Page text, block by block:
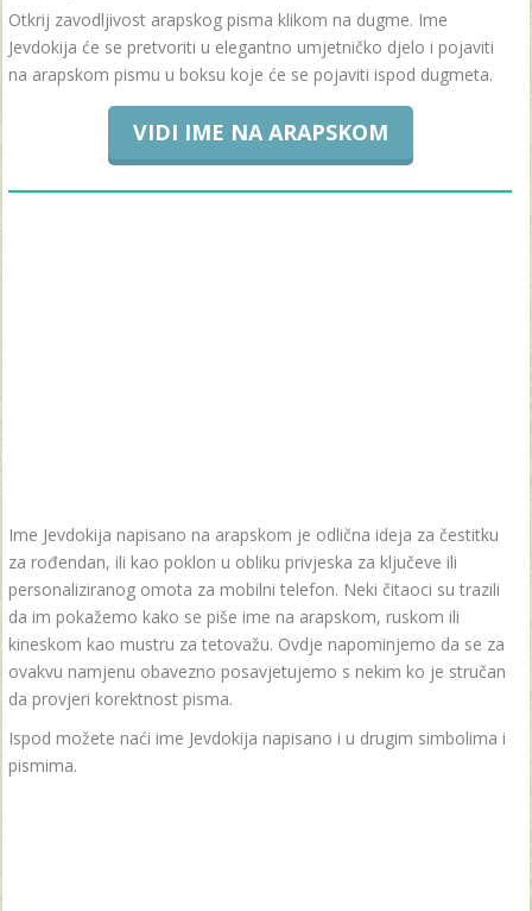
Otkrij zavodljivost arapskog pisma klikom na dugme. Ime
Jevdokija će se pretvoriti u elegantno umjetničko djelo i pojaviti
na arapskom pismu u boksu koje će se pojaviti ispod dugmeta.
VIDI IME NA ARAPSKOM
Ime Jevdokija napisano na arapskom je odlična ideja za čestitku
za rođendan, ili kao poklon u obliku privjeska za ključeve ili
personaliziranog omota za mobilni telefon. Neki čitaoci su trazili
da im pokažemo kako se piše ime na arapskom, ruskom ili
kineskom kao mustru za tetovažu. Ovdje napominjemo da se za
ovakvu namjenu obavezno posavjetujemo s nekim ko je stručan
da provjeri korektnost pisma.
Ispod možete naći ime Jevdokija napisano i u drugim simbolima i
pismima.